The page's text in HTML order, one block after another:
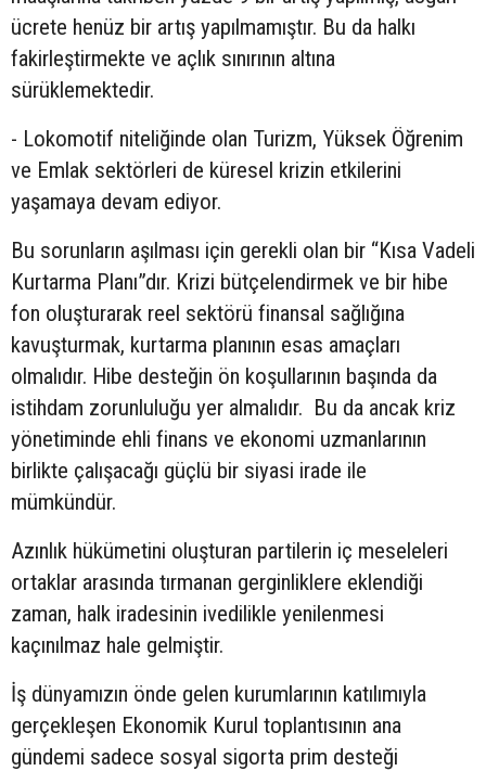
ücrete henüz bir artış yapılmamıştır. Bu da halkı
fakirleştirmekte ve açlık sınırının altına
sürüklemektedir.
- Lokomotif niteliğinde olan Turizm, Yüksek Öğrenim
ve Emlak sektörleri de küresel krizin etkilerini
yaşamaya devam ediyor.
Bu sorunların aşılması için gerekli olan bir “Kısa Vadeli
Kurtarma Planı”dır. Krizi bütçelendirmek ve bir hibe
fon oluşturarak reel sektörü finansal sağlığına
kavuşturmak, kurtarma planının esas amaçları
olmalıdır. Hibe desteğin ön koşullarının başında da
istihdam zorunluluğu yer almalıdır. Bu da ancak kriz
yönetiminde ehli finans ve ekonomi uzmanlarının
birlikte çalışacağı güçlü bir siyasi irade ile
mümkündür.
Azınlık hükümetini oluşturan partilerin iç meseleleri
ortaklar arasında tırmanan gerginliklere eklendiği
zaman, halk iradesinin ivedilikle yenilenmesi
kaçınılmaz hale gelmiştir.
İş dünyamızın önde gelen kurumlarının katılımıyla
gerçekleşen Ekonomik Kurul toplantısının ana
gündemi sadece sosyal sigorta prim desteği